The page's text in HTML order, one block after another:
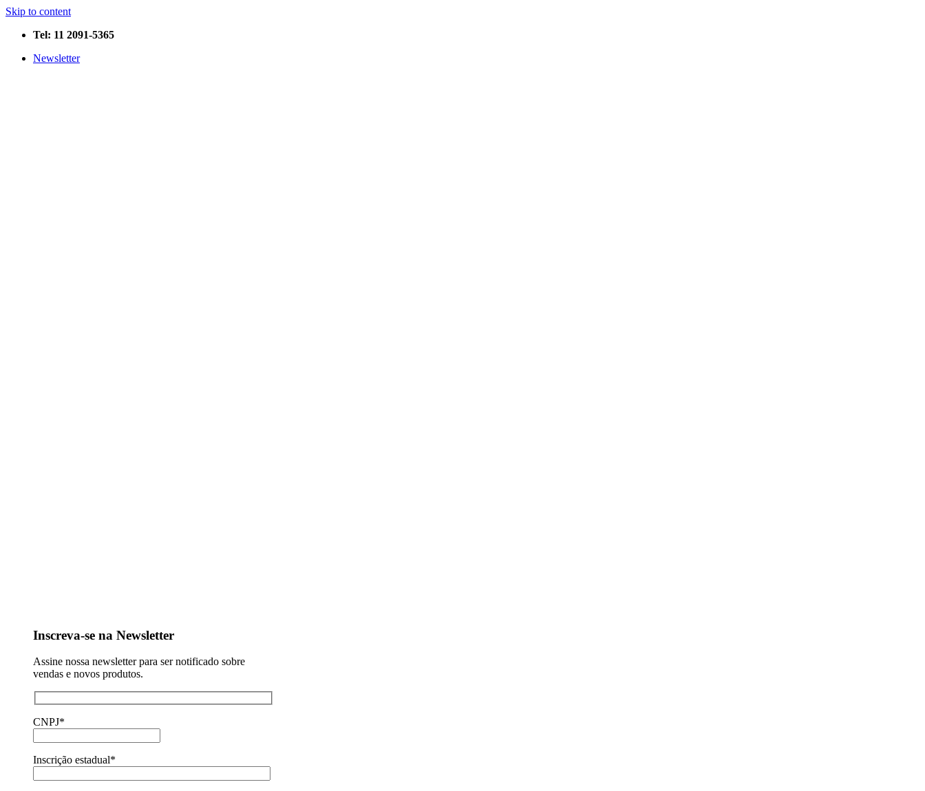
Skip to content
Tel: 11 2091-5365
Newsletter
Inscreva-se na Newsletter
Assine nossa newsletter para ser notificado sobre
vendas e novos produtos.
CNPJ*
Inscrição estadual*